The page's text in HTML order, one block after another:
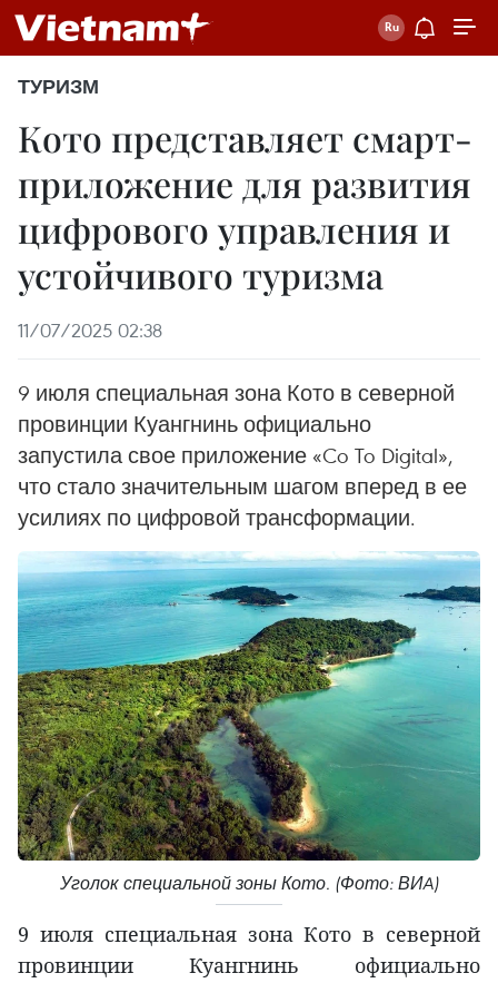
ТУРИЗМ
Кото представляет смарт-
приложение для развития
цифрового управления и
устойчивого туризма
11/07/2025 02:38
9 июля специальная зона Кото в северной
провинции Куангнинь официально
запустила свое приложение «Co To Digital»,
что стало значительным шагом вперед в ее
усилиях по цифровой трансформации.
Уголок специальной зоны Кото. (Фото: ВИA)
9 июля специальная зона Кото в северной
провинции Куангнинь официально